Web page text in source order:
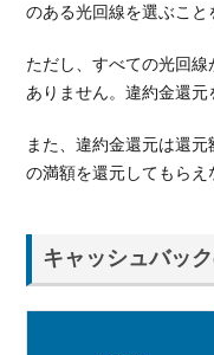
のある光回線を選ぶこと
ただし、すべての光回
ありません。違約金還元
また、違約金還元は還元
の満額を還元してもらえ
キャッシュバッ